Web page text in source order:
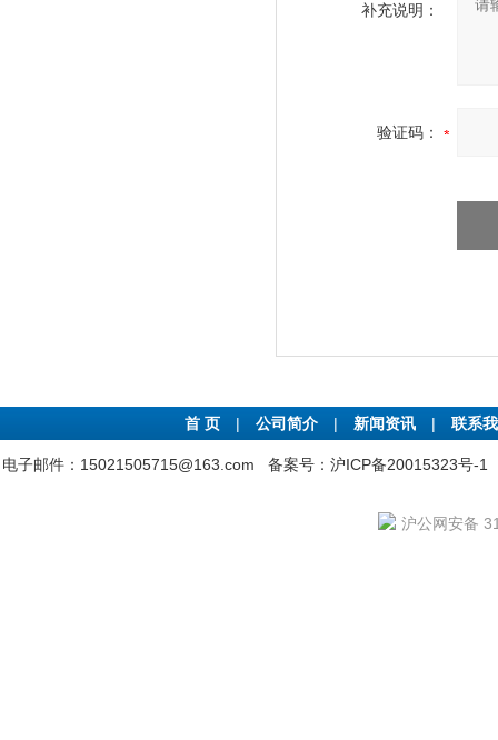
补充说明：
验证码：
首 页 | 公司简介 | 新闻资讯 | 联系
电子邮件：15021505715@163.com 备案号：沪ICP备20015323号-1
沪公网安备